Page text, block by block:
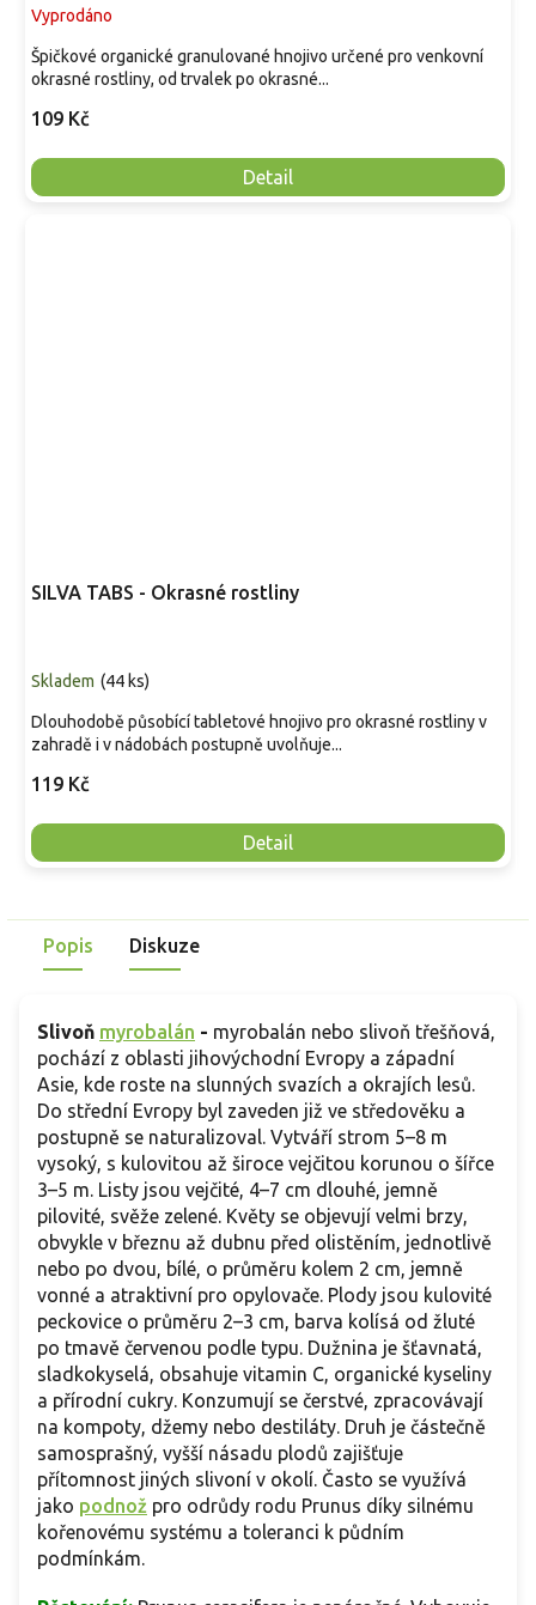
Vyprodáno
109 Kč
Detail
Špičkové organické granulované hnojivo určené pro venkovní
okrasné rostliny, od trvalek po okrasné...
SILVA TABS - Okrasné rostliny
Skladem (44 ks)
119 Kč
Detail
Dlouhodobě působící tabletové hnojivo pro okrasné rostliny v
zahradě i v nádobách postupně uvolňuje...
Popis Diskuze
Slivoň myrobalán - myrobalán nebo slivoň třešňová,
pochází z oblasti jihovýchodní Evropy a západní
Asie, kde roste na slunných svazích a okrajích lesů.
Do střední Evropy byl zaveden již ve středověku a
postupně se naturalizoval. Vytváří strom 5–8 m
vysoký, s kulovitou až široce vejčitou korunou o šířce
3–5 m. Listy jsou vejčité, 4–7 cm dlouhé, jemně
pilovité, svěže zelené. Květy se objevují velmi brzy,
obvykle v březnu až dubnu před olistěním, jednotlivě
nebo po dvou, bílé, o průměru kolem 2 cm, jemně
vonné a atraktivní pro opylovače. Plody jsou kulovité
peckovice o průměru 2–3 cm, barva kolísá od žluté
po tmavě červenou podle typu. Dužnina je šťavnatá,
sladkokyselá, obsahuje vitamin C, organické kyseliny
a přírodní cukry. Konzumují se čerstvé, zpracovávají
na kompoty, džemy nebo destiláty. Druh je částečně
samosprašný, vyšší násadu plodů zajišťuje
přítomnost jiných slivoní v okolí. Často se využívá
jako podnož pro odrůdy rodu Prunus díky silnému
kořenovému systému a toleranci k půdním
podmínkám.